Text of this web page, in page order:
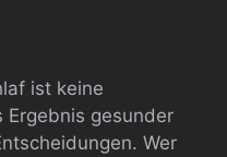
ist keine
Ergebnis gesunder
Wer